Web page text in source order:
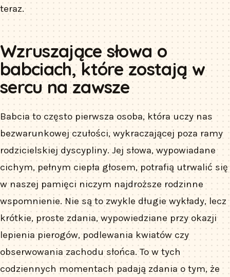
teraz.
Wzruszające słowa o
babciach, które zostają w
sercu na zawsze
Babcia to często pierwsza osoba, która uczy nas
bezwarunkowej czułości, wykraczającej poza ramy
rodzicielskiej dyscypliny. Jej słowa, wypowiadane
cichym, pełnym ciepła głosem, potrafią utrwalić się
w naszej pamięci niczym najdroższe rodzinne
wspomnienie. Nie są to zwykle długie wykłady, lecz
krótkie, proste zdania, wypowiedziane przy okazji
lepienia pierogów, podlewania kwiatów czy
obserwowania zachodu słońca. To w tych
codziennych momentach padają zdania o tym, że